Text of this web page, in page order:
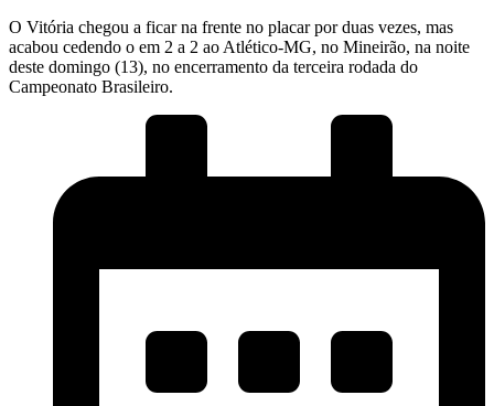
O Vitória chegou a ficar na frente no placar por duas vezes, mas
acabou cedendo o em 2 a 2 ao Atlético-MG, no Mineirão, na noite
deste domingo (13), no encerramento da terceira rodada do
Campeonato Brasileiro.